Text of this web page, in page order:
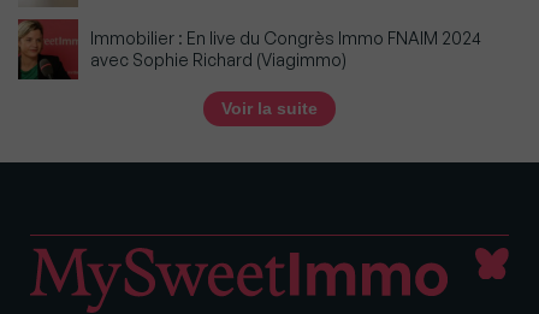
Immobilier : En live du Congrès Immo FNAIM 2024
avec Sophie Richard (Viagimmo)
Voir la suite